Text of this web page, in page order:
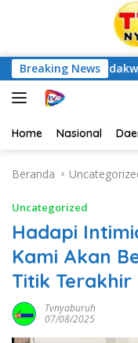
Breaking News
Terdakwa Kasus
Home Nasional
Beranda
Uncategorized
Hadapi
Kami Akan
Titik Terakhir
Tvnyaburuh
07/08/2025